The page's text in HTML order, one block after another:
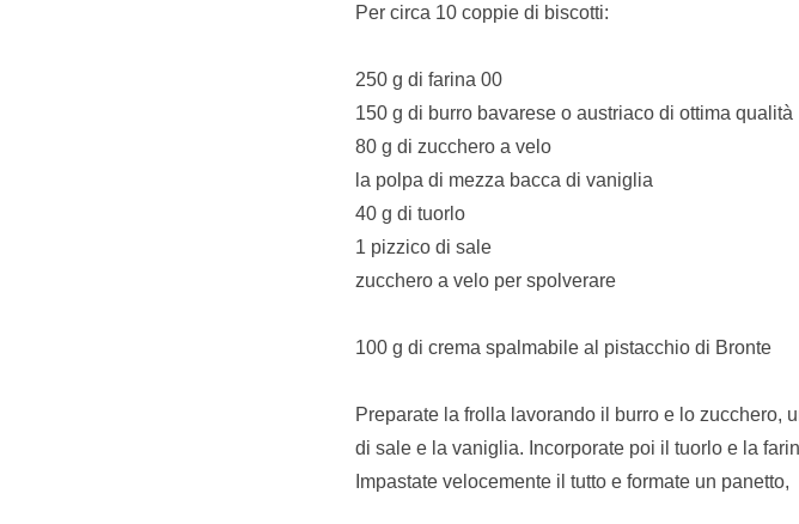
Per circa 10 coppie di biscotti:
250 g di farina 00
150 g di burro bavarese o austriaco di ottima qualità
80 g di zucchero a velo
la polpa di mezza bacca di vaniglia
40 g di tuorlo
1 pizzico di sale
zucchero a velo per spolverare
100 g di crema spalmabile al pistacchio di Bronte
Preparate la frolla lavorando il burro e lo zucchero,
di sale e la vaniglia. Incorporate poi il tuorlo e la
Impastate velocemente il tutto e formate un panetto,